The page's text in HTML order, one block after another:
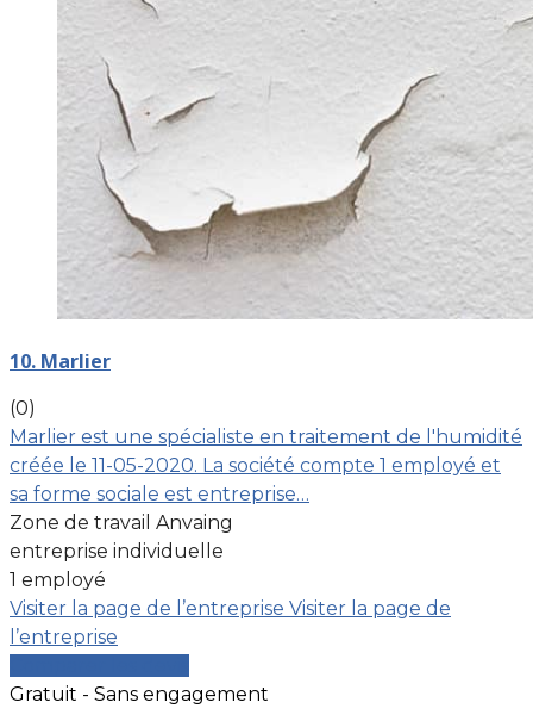
10. Marlier
(0)
Marlier est une spécialiste en traitement de l'humidité
créée le 11-05-2020. La société compte 1 employé et
sa forme sociale est entreprise…
Zone de travail Anvaing
entreprise individuelle
1 employé
Visiter la page de l’entreprise Visiter la page de
l’entreprise
Gratuit - Sans engagement